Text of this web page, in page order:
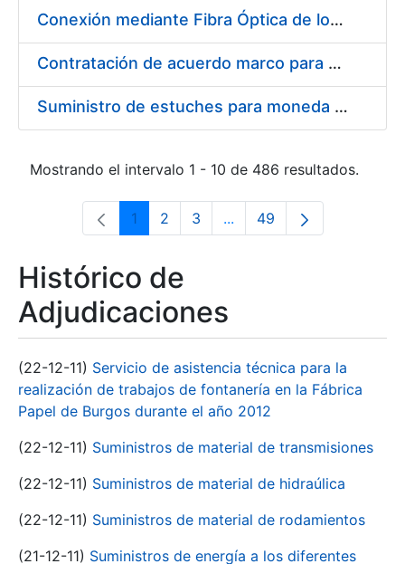
Conexión mediante Fibra Óptica de los Centros de Proceso de Datos (CPDs) de las sedes de la FNMT-RCM de Burgos y Madrid
Contratación de acuerdo marco para el Suministro de Material de Electricidad para la Fábrica Nacional de Moneda y Timbre-Real Casa de la Moneda en su centro de trabajo de Burgos
Suministro de estuches para moneda de 30 €
Mostrando el intervalo 1 - 10 de 486 resultados.
Página
1 Página
2 Página
3 ...Páginas intermedias Use
Página
49
Histórico de
Adjudicaciones
(22-12-11) Servicio de asistencia técnica para la
realización de trabajos de fontanería en la Fábrica
Papel de Burgos durante el año 2012
(22-12-11) Suministros de material de transmisiones
(22-12-11) Suministros de material de hidraúlica
(22-12-11) Suministros de material de rodamientos
(21-12-11) Suministros de energía a los diferentes